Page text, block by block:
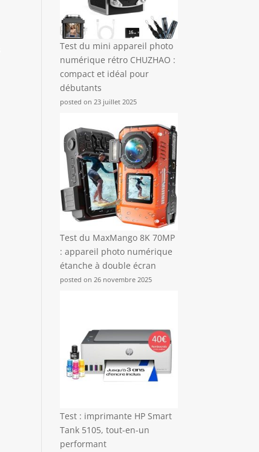
Test du mini appareil photo
numérique rétro CHUZHAO :
compact et idéal pour
débutants
posted on 23 juillet 2025
Test du MaxMango 8K 70MP
: appareil photo numérique
étanche à double écran
posted on 26 novembre 2025
Test : imprimante HP Smart
Tank 5105, tout-en-un
performant